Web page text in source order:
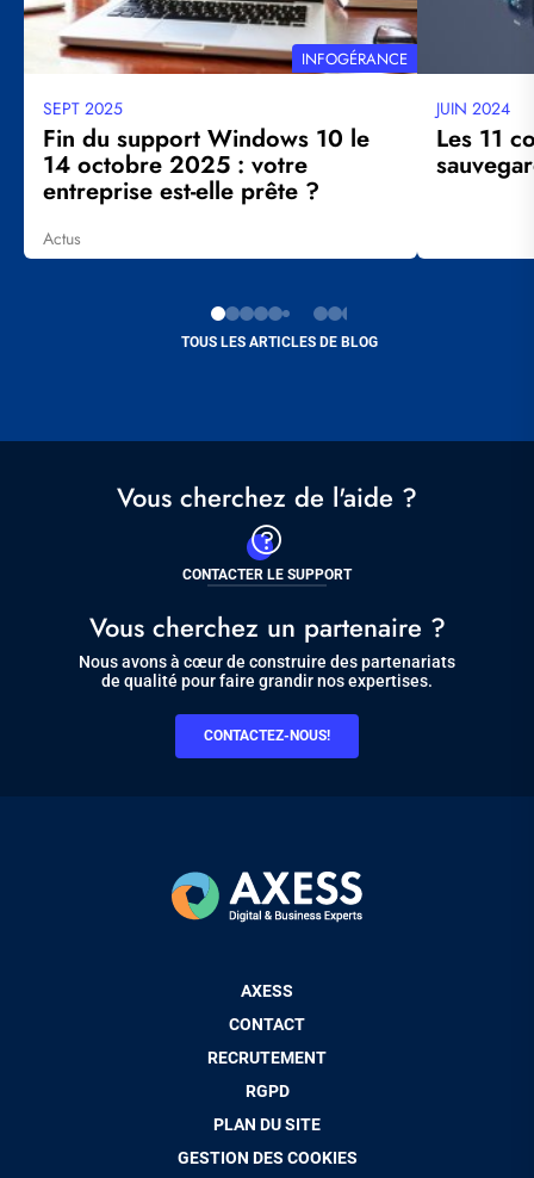
TOUS LES ARTICLES DE BLOG
THÉMATIQUE
INFOGÉRANCE
Date
mise
à
jour
SEPT 2025
Fin du support Windows 10 le
14 octobre 2025 : votre
entreprise est-elle prête ?
Tags
Actus
Date
mise
à
jour
JUIN 2024
Les 11
Vous cherchez de l'aide ?
CONTACTER LE SUPPORT
Vous cherchez un partenaire ?
Nous avons à cœur de construire des partenariats
de qualité pour faire grandir nos expertises.
CONTACTEZ-NOUS!
AXESS
CONTACT
RECRUTEMENT
RGPD
PLAN DU SITE
GESTION DES COOKIES